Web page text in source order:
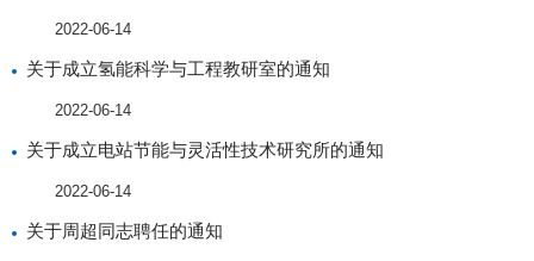
2022-06-14
关于成立氢能科学与工程教研室的通知
2022-06-14
关于成立电站节能与灵活性技术研究所的通知
2022-06-14
关于周超同志聘任的通知